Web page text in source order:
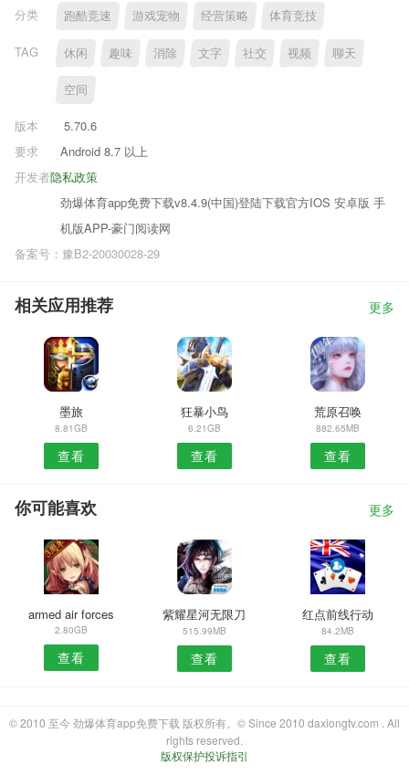
分类
跑酷竞速 游戏宠物 经营策略 体育竞技
TAG 休闲 趣味 消除 文字 社交 视频 聊天
空间
版本
5.70.6
要求
Android 8.7 以上
隐私政策
开发者
劲爆体育app免费下载v8.4.9(中国)登陆下载官方IOS 安卓版 手
机版APP-豪门阅读网
备案号：豫B2-20030028-29
相关应用推荐 更多
墨旅
8.81GB
查看
狂暴小鸟
6.21GB
查看
荒原召唤
882.65MB
查看
你可能喜欢 更多
armed air forces
2.80GB
查看
紫耀星河无限刀
515.99MB
查看
红点前线行动
84.2MB
查看
© 2010 至今 劲爆体育app免费下载 版权所有。© Since 2010 daxiongtv.com . All
rights reserved.
版权保护投诉指引